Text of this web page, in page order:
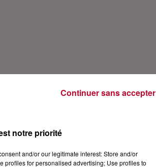
notre priorité
and/or our legitimate interest: Store and/or
profiles for personalised advertising; Use profiles to
Continuer sans accepter